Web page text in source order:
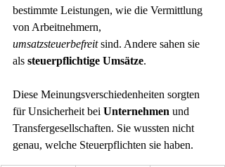
bestimmte Leistungen, wie die Vermittlung
von Arbeitnehmern,
umsatzsteuerbefreit sind. Andere sahen sie
als steuerpflichtige Umsätze.
Diese Meinungsverschiedenheiten sorgten
für Unsicherheit bei Unternehmen und
Transfergesellschaften. Sie wussten nicht
genau, welche Steuerpflichten sie haben.